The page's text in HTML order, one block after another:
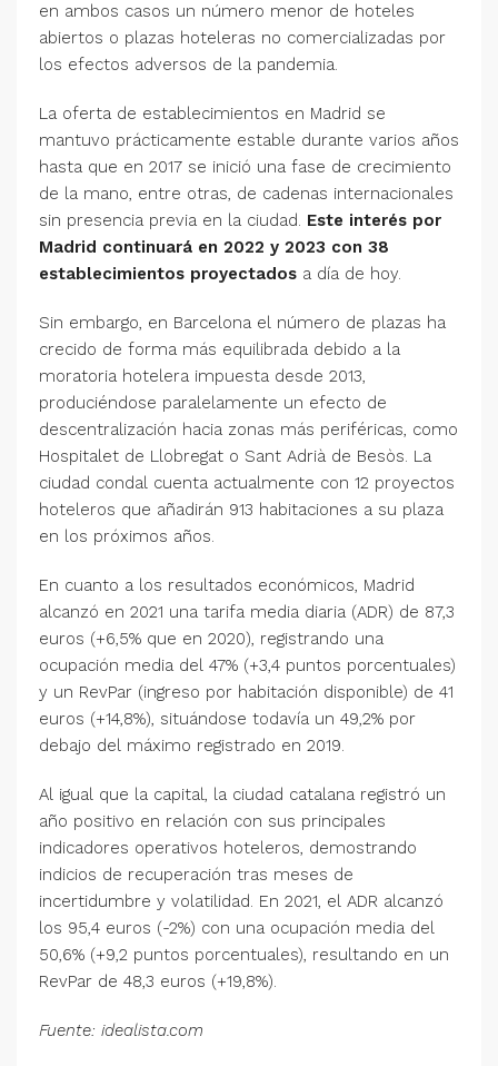
en ambos casos un número menor de hoteles
abiertos o plazas hoteleras no comercializadas por
los efectos adversos de la pandemia.
La oferta de establecimientos en Madrid se
mantuvo prácticamente estable durante varios años
hasta que en 2017 se inició una fase de crecimiento
de la mano, entre otras, de cadenas internacionales
sin presencia previa en la ciudad. Este interés por
Madrid continuará en 2022 y 2023 con 38
establecimientos proyectados a día de hoy.
Sin embargo, en Barcelona el número de plazas ha
crecido de forma más equilibrada debido a la
moratoria hotelera impuesta desde 2013,
produciéndose paralelamente un efecto de
descentralización hacia zonas más periféricas, como
Hospitalet de Llobregat o Sant Adrià de Besòs. La
ciudad condal cuenta actualmente con 12 proyectos
hoteleros que añadirán 913 habitaciones a su plaza
en los próximos años.
En cuanto a los resultados económicos, Madrid
alcanzó en 2021 una tarifa media diaria (ADR) de 87,3
euros (+6,5% que en 2020), registrando una
ocupación media del 47% (+3,4 puntos porcentuales)
y un RevPar (ingreso por habitación disponible) de 41
euros (+14,8%), situándose todavía un 49,2% por
debajo del máximo registrado en 2019.
Al igual que la capital, la ciudad catalana registró un
año positivo en relación con sus principales
indicadores operativos hoteleros, demostrando
indicios de recuperación tras meses de
incertidumbre y volatilidad. En 2021, el ADR alcanzó
los 95,4 euros (-2%) con una ocupación media del
50,6% (+9,2 puntos porcentuales), resultando en un
RevPar de 48,3 euros (+19,8%).
Fuente: idealista.com